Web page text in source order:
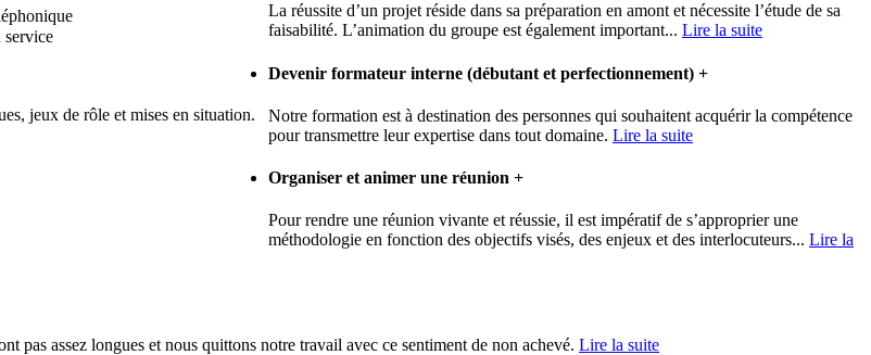
service
jeux de rôle et mises en situation.
La réussite d’un projet réside dans sa préparation en amont et nécessite l’étude de sa
faisabilité. L’animation du groupe est également important... Lire la suite
Devenir formateur interne (débutant et perfectionnement) +
Notre formation est à destination des personnes qui souhaitent acquérir la compétence
pour transmettre leur expertise dans tout domaine. Lire la suite
Organiser et animer une réunion +
Pour rendre une réunion vivante et réussie, il est impératif de s’approprier une
méthodologie en fonction des objectifs visés, des enjeux et des interlocuteurs... Lire la
pas assez longues et nous quittons notre travail avec ce sentiment de non achevé. Lire la suite